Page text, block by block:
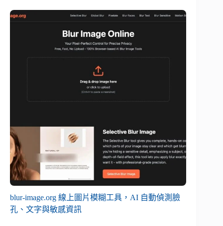
blur-image.org 線上圖片模糊工具，AI 自動偵測臉
孔、文字與敏感資訊